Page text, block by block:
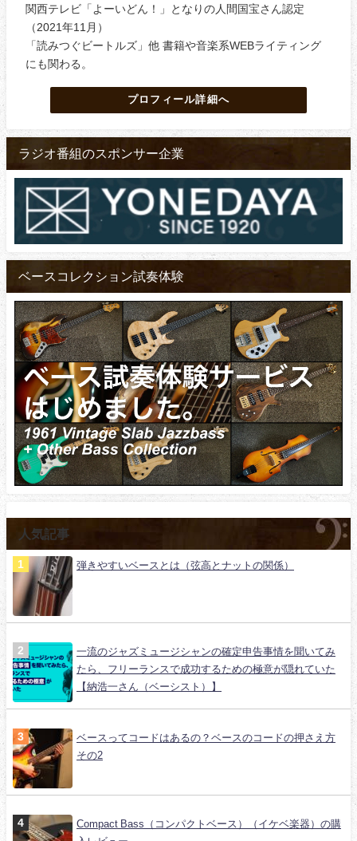
関西テレビ「よーいどん！」となりの人間国宝さん認定
（2021年11月）
「読みつぐビートルズ」他 書籍や音楽系WEBライティング
にも関わる。
プロフィール詳細へ
ラジオ番組のスポンサー企業
ベースコレクション試奏体験
人気記事
弾きやすいベースとは（弦高とナットの関係）
一流のジャズミュージシャンの確定申告事情を聞いてみ
たら、フリーランスで成功するための極意が隠れていた
【納浩一さん（ベーシスト）】
ベースってコードはあるの？ベースのコードの押さえ方
その2
Compact Bass（コンパクトベース）（イケベ楽器）の購